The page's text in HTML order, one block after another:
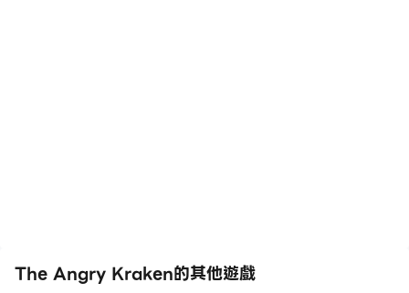
The Angry Kraken的其他遊戲